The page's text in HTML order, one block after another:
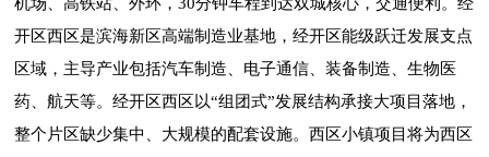
开区西区是滨海新区高端制造业基地，经开区能级跃迁发展支点
区域，主导产业包括汽车制造、电子通信、装备制造、生物医
药、航天等。经开区西区以“组团式”发展结构承接大项目落地，
整个片区缺少集中、大规模的配套设施。西区小镇项目将为西区